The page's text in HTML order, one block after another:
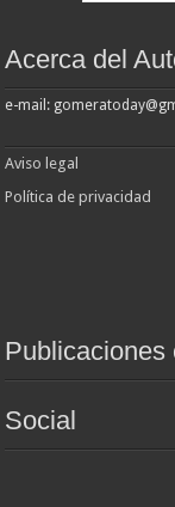
Acerca del
e-mail:
Aviso legal
Política de privacidad
Publicaciones
Social